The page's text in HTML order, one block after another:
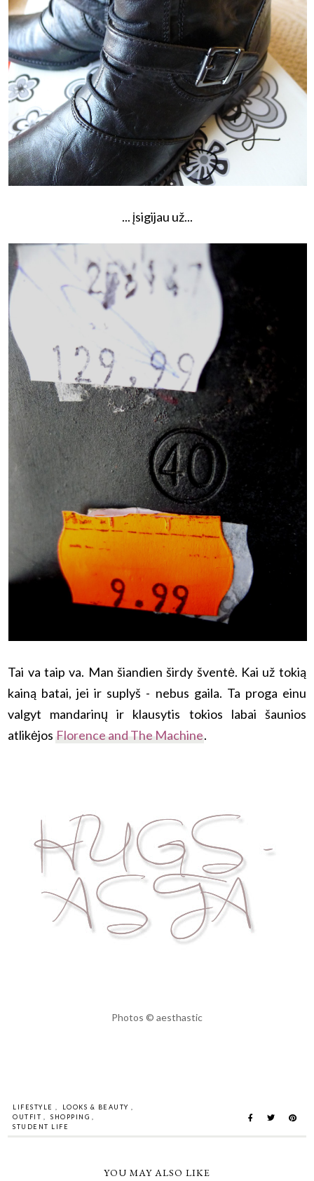
... įsigijau už...
Tai va taip va. Man šiandien širdy šventė. Kai už tokią
kainą batai, jei ir suplyš - nebus gaila. Ta proga einu
valgyt mandarinų ir klausytis tokios labai šaunios
atlikėjos Florence and The Machine.
Photos © aesthastic
LIFESTYLE , LOOKS & BEAUTY ,
OUTFIT , SHOPPING ,
STUDENT LIFE
YOU MAY ALSO LIKE